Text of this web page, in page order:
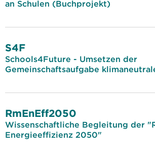
an Schulen (Buchprojekt)
S4F
Schools4Future - Umsetzen der
Gemeinschaftsaufgabe
RmEnEff2050
Wissenschaftliche Begleitung der
Energieeffizienz 2050"